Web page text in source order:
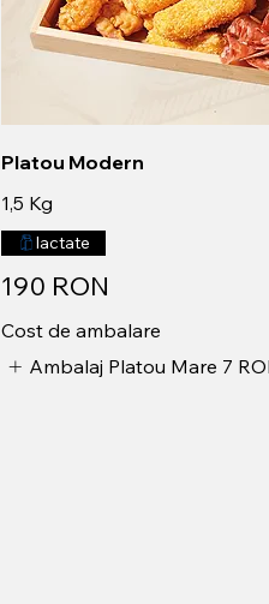
Platou Modern
1,5 Kg
190 RON
lactate
Cost de ambalare
Ambalaj Platou Mare 7